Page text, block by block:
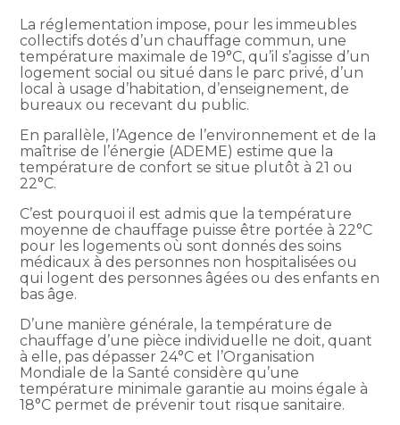
La réglementation impose, pour les immeubles
collectifs dotés d’un chauffage commun, une
température maximale de 19°C, qu’il s’agisse d’un
logement social ou situé dans le parc privé, d’un
local à usage d’habitation, d’enseignement, de
bureaux ou recevant du public.
En parallèle, l’Agence de l’environnement et de la
maîtrise de l’énergie (ADEME) estime que la
température de confort se situe plutôt à 21 ou
22°C.
C’est pourquoi il est admis que la température
moyenne de chauffage puisse être portée à 22°C
pour les logements où sont donnés des soins
médicaux à des personnes non hospitalisées ou
qui logent des personnes âgées ou des enfants en
bas âge.
D’une manière générale, la température de
chauffage d’une pièce individuelle ne doit, quant
à elle, pas dépasser 24°C et l’Organisation
Mondiale de la Santé considère qu’une
température minimale garantie au moins égale à
18°C permet de prévenir tout risque sanitaire.